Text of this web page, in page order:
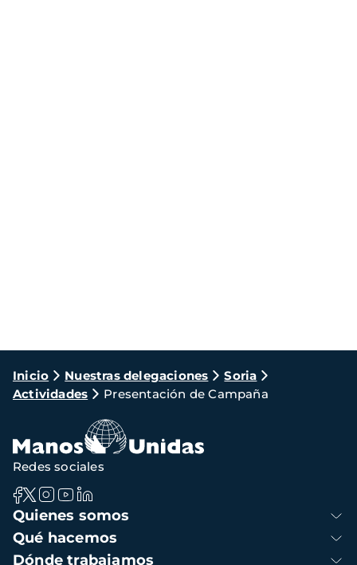
Ruta
de
navegación
Inicio Nuestras delegaciones
Soria
Actividades
Presentación de Campaña
Navegación
principal
Quienes somos
Qué hacemos
Dónde trabajamos
Redes sociales